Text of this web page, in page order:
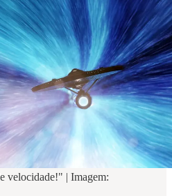
velocidade!" | Imagem: